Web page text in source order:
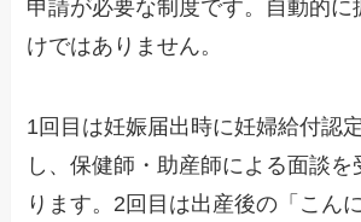
申請が必要な制度です。自動的に
けではありません。
1回目は妊娠届出時に妊婦給付認
し、保健師・助産師による面談を
ります。2回目は出産後の「こん